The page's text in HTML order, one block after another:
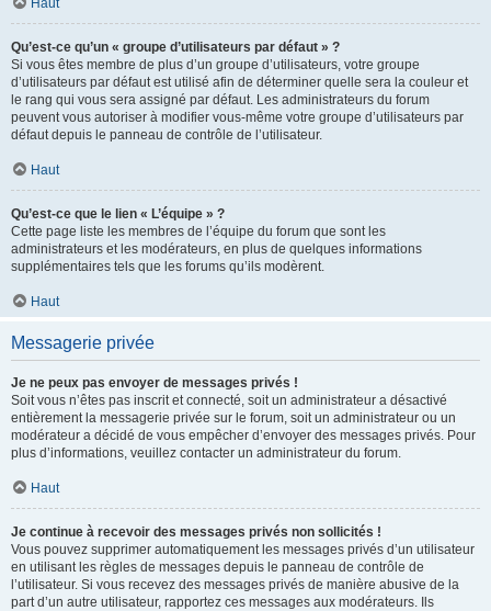
Haut
Qu’est-ce qu’un « groupe d’utilisateurs par défaut » ?
Si vous êtes membre de plus d’un groupe d’utilisateurs, votre groupe
d’utilisateurs par défaut est utilisé afin de déterminer quelle sera la couleur et
le rang qui vous sera assigné par défaut. Les administrateurs du forum
peuvent vous autoriser à modifier vous-même votre groupe d’utilisateurs par
défaut depuis le panneau de contrôle de l’utilisateur.
Haut
Qu’est-ce que le lien « L’équipe » ?
Cette page liste les membres de l’équipe du forum que sont les
administrateurs et les modérateurs, en plus de quelques informations
supplémentaires tels que les forums qu’ils modèrent.
Haut
Messagerie privée
Je ne peux pas envoyer de messages privés !
Soit vous n’êtes pas inscrit et connecté, soit un administrateur a désactivé
entièrement la messagerie privée sur le forum, soit un administrateur ou un
modérateur a décidé de vous empêcher d’envoyer des messages privés. Pour
plus d’informations, veuillez contacter un administrateur du forum.
Haut
Je continue à recevoir des messages privés non sollicités !
Vous pouvez supprimer automatiquement les messages privés d’un utilisateur
en utilisant les règles de messages depuis le panneau de contrôle de
l’utilisateur. Si vous recevez des messages privés de manière abusive de la
part d’un autre utilisateur, rapportez ces messages aux modérateurs. Ils